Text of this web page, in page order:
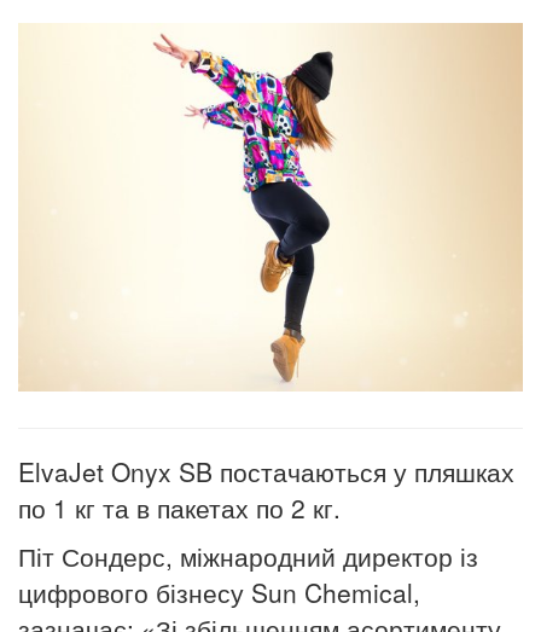
ElvaJet Onyx SB постачаються у пляшках
по 1 кг та в пакетах по 2 кг.
Піт Сондерс, міжнародний директор із
цифрового бізнесу Sun Chemical,